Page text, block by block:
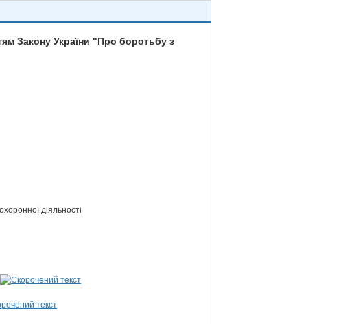
Закону України "Про боротьбу з
діяльності